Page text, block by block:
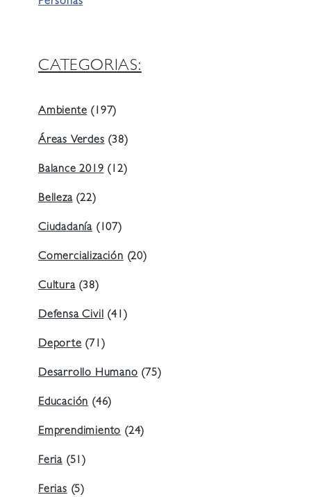
Personas
CATEGORIAS:
Ambiente(197)
Áreas Verdes(38)
Balance 2019(12)
Belleza(22)
Ciudadanía (107)
Comercialización(20)
Cultura(38)
Defensa Civil(41)
Deporte(71)
Desarrollo Humano(75)
Educación(46)
Emprendimiento(24)
Feria (51)
Ferias(5)